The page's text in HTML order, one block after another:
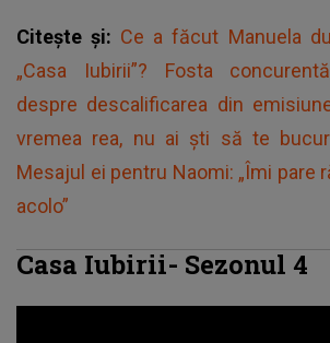
Citește și: Ce a făcut Manuela
„Casa Iubirii”? Fosta
despre descalificarea din
vremea rea, nu ai ști să te
Mesajul ei pentru Naomi: „Îmi pare
acolo”
Casa Iubirii- Sezonul 4